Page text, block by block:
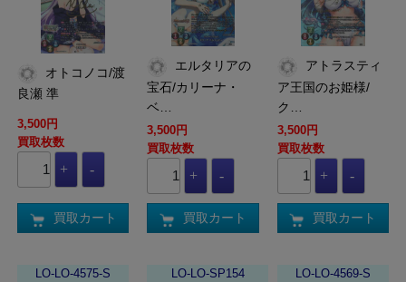
良瀬 準
3,500円
買取枚数
買取カート
宝石/カリーナ・
ベ…
3,500円
買取枚数
買取カート
ア王国のお姫様/
ク…
3,500円
買取枚数
買取カート
LO-LO-4575-S LO-LO-SP154 LO-LO-4569-S